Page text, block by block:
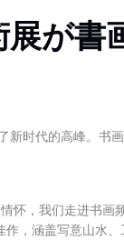
が書
时代的高峰。
，我们走进书
涵盖写意山水